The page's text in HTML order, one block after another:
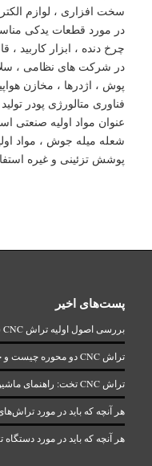
سخت افزاری ، لوازم
در مورد قطعات یدکی
چرخ دنده ، ابزار
در شرکت های نظامی ،
پوش ، اژدرها ، مخازن
فناوری متالورژی پودر
عنوان مواد اولیه صنعتی
شعله میله جوش ، مواد
پوشش تزئینی و غیره
پست‌های اخیر
بررسی اصول اولیه تراش CNC سه محوره در ماشینکاری
تراش CNC دو محوره چیست و چگونه کار می‌کند؟
تراش CNC تخت: راهنمای ماشین‌کاران برای کاربردهای صنعتی
هر آنچه که باید در مورد
هر آنچه که باید در مورد دستگاه